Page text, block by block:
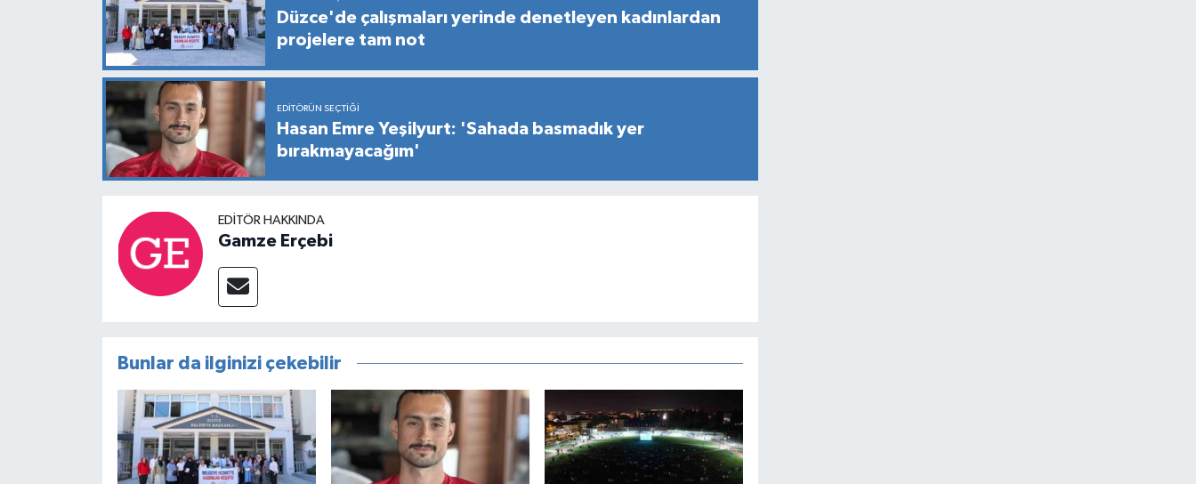
Düzce'de çalışmaları yerinde denetleyen kadınlardan
projelere tam not
EDITÖRÜN SEÇTIĞI
Hasan Emre Yeşilyurt: 'Sahada basmadık yer
bırakmayacağım'
EDITÖR HAKKINDA
Gamze Erçebi
Bunlar da ilginizi çekebilir